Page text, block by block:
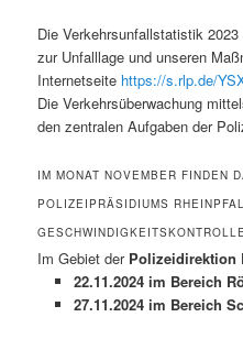
Die Verkehrsunfallstatistik
zur Unfalllage und unseren
Internetseite https://s.rlp.de/
Die Verkehrsüberwachung
den zentralen Aufgaben der
IM MONAT NOVEMBER FINDEN
POLIZEIPRÄSIDIUMS
Im Gebiet der Polizeidirektion
22.11.2024 im Bereich
27.11.2024 im Bereich